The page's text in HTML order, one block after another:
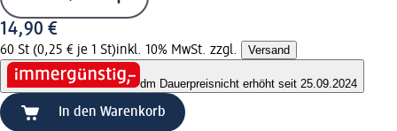
14,90 €
60 St (0,25 € je 1 St)inkl. 10% MwSt. zzgl. Versand
dm Dauerpreisnicht erhöht seit 25.09.2024
In den Warenkorb